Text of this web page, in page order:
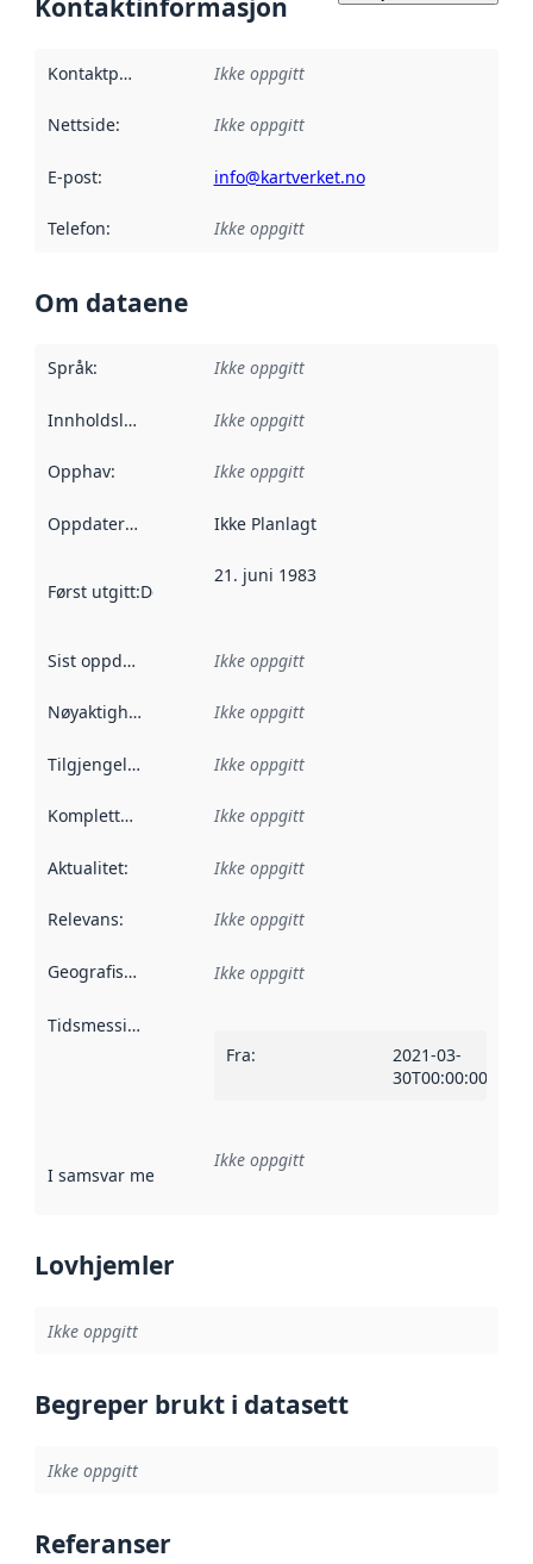
Kontaktinformasjon
Kontaktpunkt Ikke oppgitt
Nettside: Ikke oppgitt
E-post: info@kartverket.no
Telefon: Ikke oppgitt
Om dataene
Språk: Ikke oppgitt
Innholdsleverandører :
Ikke oppgitt
Opphav: Ikke oppgitt
Oppdateringsfrekvens :
Ikke Planlagt
Først utgitt:Denne datoen sier når dataene i dette
21. juni 1983
Sist oppdatert Ikke oppgitt
Nøyaktighet Ikke oppgitt
Tilgjengelighet Ikke oppgitt
Kompletthet Ikke oppgitt
Aktualitet: Ikke oppgitt
Relevans: Ikke oppgitt
Geografisk avgrensning :
Ikke oppgitt
Tidsmessig avgrensning
Fra:
2021-03-
30T00:00:00Z
I samsvar med Referanse til en implementasjonsregel
Ikke oppgitt
Lovhjemler
Ikke oppgitt
Begreper brukt i datasett
Ikke oppgitt
Referanser